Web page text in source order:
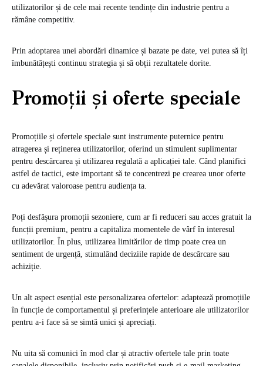
utilizatorilor și de cele mai recente tendințe din industrie pentru a
rămâne competitiv.
Prin adoptarea unei abordări dinamice și bazate pe date, vei putea să îți
îmbunătățești continuu strategia și să obții rezultatele dorite.
Promoții și oferte speciale
Promoțiile și ofertele speciale sunt instrumente puternice pentru
atragerea și reținerea utilizatorilor, oferind un stimulent suplimentar
pentru descărcarea și utilizarea regulată a aplicației tale. Când planifici
astfel de tactici, este important să te concentrezi pe crearea unor oferte
cu adevărat valoroase pentru audiența ta.
Poți desfășura promoții sezoniere, cum ar fi reduceri sau acces gratuit la
funcții premium, pentru a capitaliza momentele de vârf în interesul
utilizatorilor. În plus, utilizarea limitărilor de timp poate crea un
sentiment de urgență, stimulând deciziile rapide de descărcare sau
achiziție.
Un alt aspect esențial este personalizarea ofertelor: adaptează promoțiile
în funcție de comportamentul și preferințele anterioare ale utilizatorilor
pentru a-i face să se simtă unici și apreciați.
Nu uita să comunici în mod clar și atractiv ofertele tale prin toate